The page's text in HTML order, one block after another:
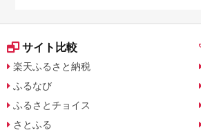
サイト比較
楽天ふるさと納税
ふるなび
ふるさとチョイス
さとふる